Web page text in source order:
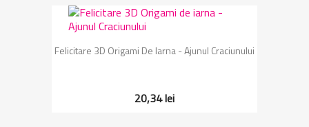
Felicitare 3D Origami De Iarna - Ajunul Craciunului
20,34 lei